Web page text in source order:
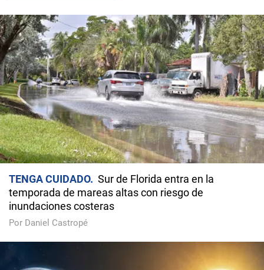
TENGA CUIDADO
Sur de Florida entra en la
temporada de mareas altas con riesgo de
inundaciones costeras
Por Daniel Castropé